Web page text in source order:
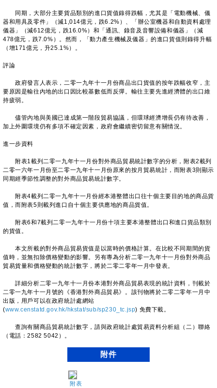
同期，大部分主要貨品類別的進口貨值錄得跌幅，尤其是「電動機械、儀
器和用具及零件」（減1,014億元，跌6.2%）、「辦公室機器和自動資料處理
儀器」（減612億元，跌16.0%）和「通訊、錄音及音響設備和儀器」（減
478億元，跌7.0%）。然而，「動力產生機械及儀器」的進口貨值則錄得升幅
（增171億元，升25.1%）。
評論
政府發言人表示，二零一九年十一月份商品出口貨值的按年跌幅收窄，主
要原因是輸往內地的出口因比較基數低而反彈。輸往主要先進經濟體的出口維
持疲弱。
儘管內地與美國已達成第一階段貿易協議，但環球經濟增長仍有待改善，
加上外圍環境仍有多項不確定因素，政府會繼續密切留意有關情況。
進一步資料
附表1載列二零一九年十一月份對外商品貿易統計數字的分析，附表2載列
二零一六年一月份至二零一九年十一月份原來的按月貿易統計，而附表3則顯示
同期經季節性調整的對外商品貿易統計數字。
附表4載列二零一九年十一月份經本港整體出口往十個主要目的地的商品貨
值，而附表5則載列進口自十個主要供應地的商品貨值。
附表6和7載列二零一九年十一月份十項主要本港整體出口和進口貨品類別
的貨值。
本文所載的對外商品貿易貨值是以當時的價格計算。在比較不同期間的貨
值時，並無扣除價格變動的影響。另有專為分析二零一九年十一月份對外商品
貿易貨量和價格變動的統計數字，將於二零二零年一月中發表。
詳細分析二零一九年十一月份本港對外商品貿易表現的統計資料，刊載於
二零一九年十一月號的《香港對外商品貿易》。該刊物將於二零二零年一月中
出版，用戶可以在政府統計處網站
(www.censtatd.gov.hk/hkstat/sub/sp230_tc.jsp) 免費下載。
查詢有關商品貿易統計數字，請與政府統計處貿易資料分析組（二）聯絡
（電話：2582 5042）。
附件
附表